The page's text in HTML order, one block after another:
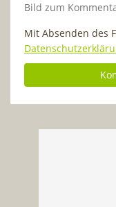
Bild zum
Mit Absenden des